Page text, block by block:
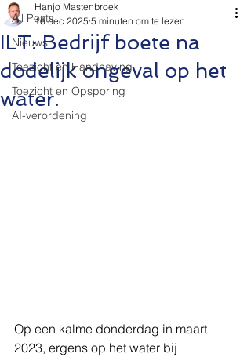
All Posts
Nieuws
Toezicht en Handhaving
Toezicht en Opsporing
AI-verordening
ILT: Bedrijf boete na
dodelijk ongeval op het
water.
Hanjo Mastenbroek
16 dec 2025 5 minuten om te lezen
Op een kalme donderdag in maart
2023, ergens op het water bij